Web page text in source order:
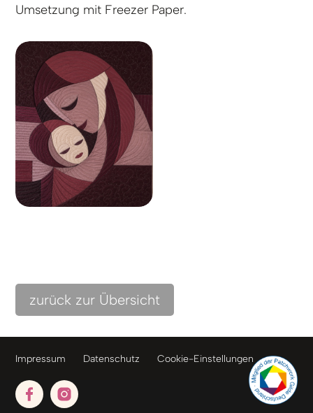
Umsetzung mit Freezer Paper.
zurück zur Übersicht
Impressum Datenschutz Cookie-Einstellungen